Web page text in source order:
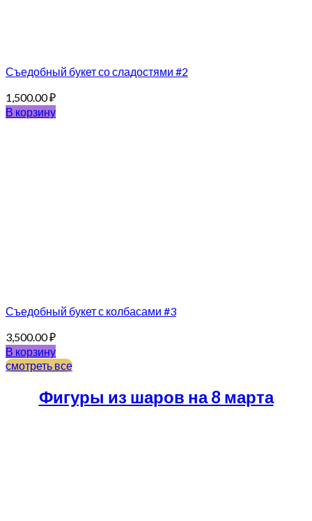
Съедобный букет со сладостями #2
1,500.00₽
В корзину
Съедобный букет с колбасами #3
3,500.00₽
В корзину
смотреть все
Фигуры из шаров на 8 марта